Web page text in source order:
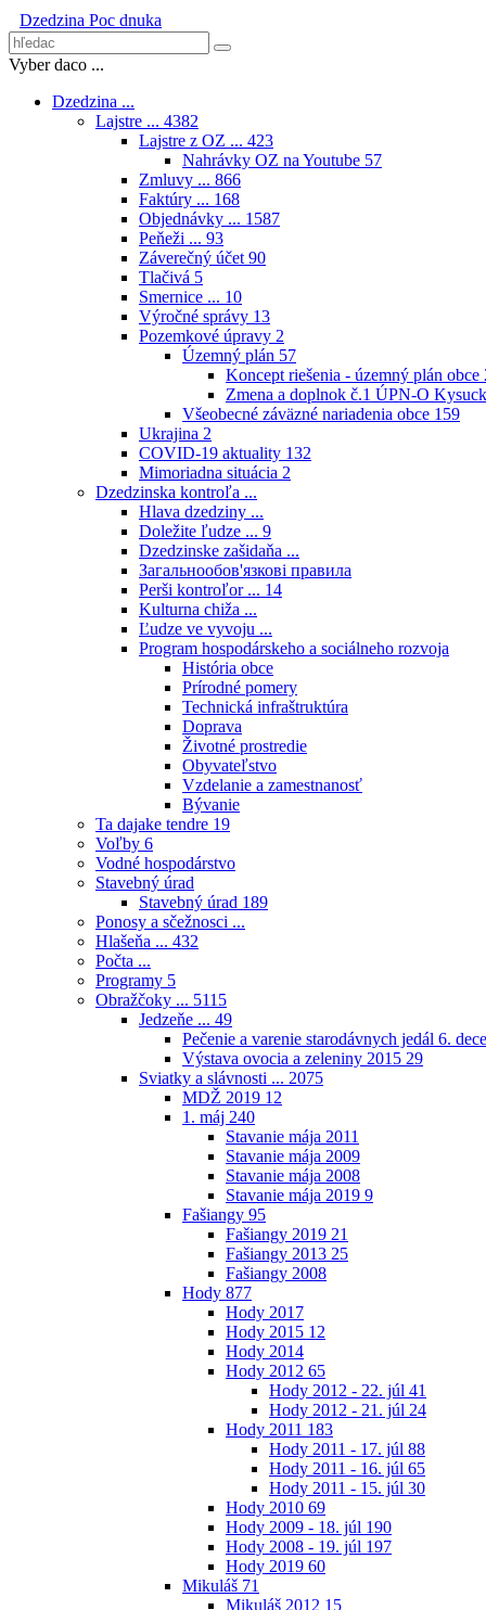
Dzedzina Poc dnuka
Vyber daco ...
Dzedzina ...
Lajstre ... 4382
Lajstre z OZ ... 423
Nahrávky OZ na Youtube 57
Zmluvy ... 866
Faktúry ... 168
Objednávky ... 1587
Peňeži ... 93
Záverečný účet 90
Tlačivá 5
Smernice ... 10
Výročné správy 13
Pozemkové úpravy 2
Územný plán 57
Koncept riešenia - územný plán obce
Zmena a doplnok č.1 ÚPN-O
Všeobecné záväzné nariadenia obce 159
Ukrajina 2
COVID-19 aktuality 132
Mimoriadna situácia 2
Dzedzinska kontroľa ...
Hlava dzedziny ...
Doležite ľudze ... 9
Dzedzinske zašidaňa ...
Загальнообов'язкові правила
Perši kontroľor ... 14
Kulturna chiža ...
Ľudze ve vyvoju ...
Program hospodárskeho a sociálneho rozvoja
História obce
Prírodné pomery
Technická infraštruktúra
Doprava
Životné prostredie
Obyvateľstvo
Vzdelanie a zamestnanosť
Bývanie
Ta dajake tendre 19
Voľby 6
Vodné hospodárstvo
Stavebný úrad
Stavebný úrad 189
Ponosy a sčežnosci ...
Hlašeňa ... 432
Počta ...
Programy 5
Obražčoky ... 5115
Jedzeňe ... 49
Pečenie a varenie starodávnych jedál 6.
Výstava ovocia a zeleniny 2015 29
Sviatky a slávnosti ... 2075
MDŽ 2019 12
1. máj 240
Stavanie mája 2011
Stavanie mája 2009
Stavanie mája 2008
Stavanie mája 2019 9
Fašiangy 95
Fašiangy 2019 21
Fašiangy 2013 25
Fašiangy 2008
Hody 877
Hody 2017
Hody 2015 12
Hody 2014
Hody 2012 65
Hody 2012 - 22. júl 41
Hody 2012 - 21. júl 24
Hody 2011 183
Hody 2011 - 17. júl 88
Hody 2011 - 16. júl 65
Hody 2011 - 15. júl 30
Hody 2010 69
Hody 2009 - 18. júl 190
Hody 2008 - 19. júl 197
Hody 2019 60
Mikuláš 71
Mikuláš 2012 15